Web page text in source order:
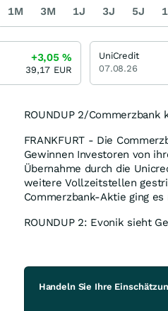
ROUNDUP 2/
FRANKFURT - Die
Gewinnen Investoren von
Übernahme durch die
weitere Vollzeitstellen
Commerzbank-Aktie ging
ROUNDUP 2: Evonik sieht
Handeln Sie Ihre
1M 3M 1J 3J 5J
+3,05%
39,17 EUR
UniCredit
07.08.26